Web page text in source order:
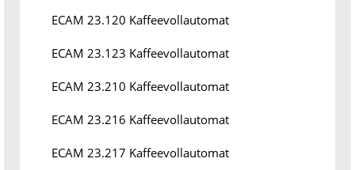
ECAM 23.120 Kaffeevollautomat
ECAM 23.123 Kaffeevollautomat
ECAM 23.210 Kaffeevollautomat
ECAM 23.216 Kaffeevollautomat
ECAM 23.217 Kaffeevollautomat